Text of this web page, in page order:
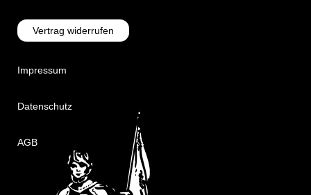
Vertrag widerrufen
Impressum
Datenschutz
AGB